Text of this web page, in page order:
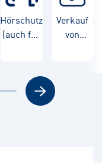
Hörschutz
(auch für
Verkauf
von